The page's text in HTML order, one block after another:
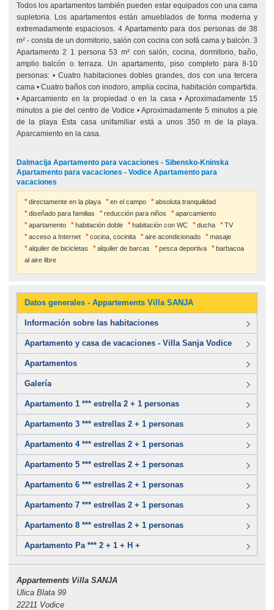
Todos los apartamentos también pueden estar equipados con una cama
supletoria. Los apartamentos están amueblados de forma moderna y
extremadamente espaciosos. 4 Apartamento para dos personas de 38
m² - consta de un dormitorio, salón con cocina con sofá cama y balcón. 3
Apartamento 2 1 persona 53 m² con salón, cocina, dormitorio, baño,
amplio balcón o terraza. Un apartamento, piso completo para 8-10
personas: • Cuatro habitaciones dobles grandes, dos con una tercera
cama • Cuatro baños con inodoro, amplia cocina, habitación compartida.
• Aparcamiento en la propiedad o en la casa • Aproximadamente 15
minutos a pie del centro de Vodice • Aproximadamente 5 minutos a pie
de la playa Esta casa unifamiliar está a unos 350 m de la playa.
Aparcamiento en la casa.
Dalmacija Apartamento para vacaciones - Sibensko-Kninska
Apartamento para vacaciones - Vodice Apartamento para
vacaciones
directamente en la playa en el campo
absoluta tranquilidad
diseñado para familias
reducción para niños
aparcamiento
apartamento
habitación doble habitación con WC ducha
TV
acceso a Internet
cocina, cocinita aire acondicionado
masaje
alquiler de bicicletas
alquiler de barcas pesca deportiva
barbacoa
al aire libre
Datos generales - Appartements Villa SANJA
Información sobre las habitaciones
Apartamento y casa de vacaciones - Villa Sanja Vodice
Apartamentos
Galería
Apartamento 1 *** estrella 2 + 1 personas
Apartamento 3 *** estrellas 2 + 1 personas
Apartamento 4 *** estrellas 2 + 1 personas
Apartamento 5 *** estrellas 2 + 1 personas
Apartamento 6 *** estrellas 2 + 1 personas
Apartamento 7 *** estrellas 2 + 1 personas
Apartamento 8 *** estrellas 2 + 1 personas
Apartamento Pa *** 2 + 1 + H +
Appartements Villa SANJA
Ulica Blata 99
22211 Vodice